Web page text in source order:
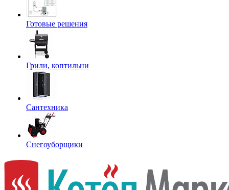
Готовые решения
Грили, коптильни
Сантехника
Снегоуборщики